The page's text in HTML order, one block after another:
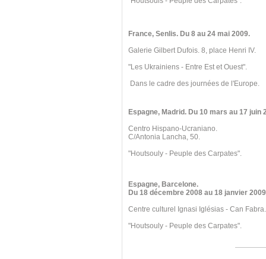
France, Senlis. Du 8 au 24 mai 2009.
Galerie Gilbert Dufois. 8, place Henri IV.
"Les Ukrainiens - Entre Est et Ouest".
Dans le cadre des journées de l'Europe.
Espagne, Madrid. Du 10 mars au 17 juin
Centro Hispano-Ucraniano.
C/Antonia Lancha, 50.
"Houtsouly - Peuple des Carpates".
Espagne, Barcelone.
Du 18 décembre 2008 au 18 janvier
Centre culturel Ignasi Iglésias - Can Fabra.
"Houtsouly - Peuple des Carpates".